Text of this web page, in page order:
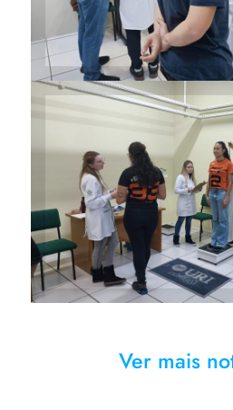
Atletas passaram
nutricional no
Especialidades
Ver mais